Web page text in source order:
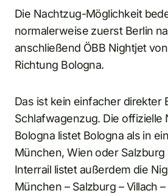
Die Nachtzug-Möglichkeit
normalerweise zuerst Berlin
anschließend ÖBB Nightjet
Richtung Bologna.
Das ist kein einfacher direkter
Schlafwagenzug. Die offizielle
Bologna listet Bologna als in
München, Wien oder Salzburg
Interrail listet außerdem die
München – Salzburg – Villach